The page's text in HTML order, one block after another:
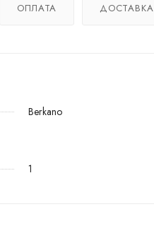
ОПЛАТА ДОСТАВКА
Berkano
1